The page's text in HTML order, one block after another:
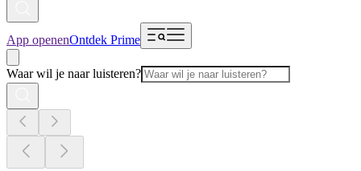
App openenOntdek Prime
Waar wil je naar luisteren?